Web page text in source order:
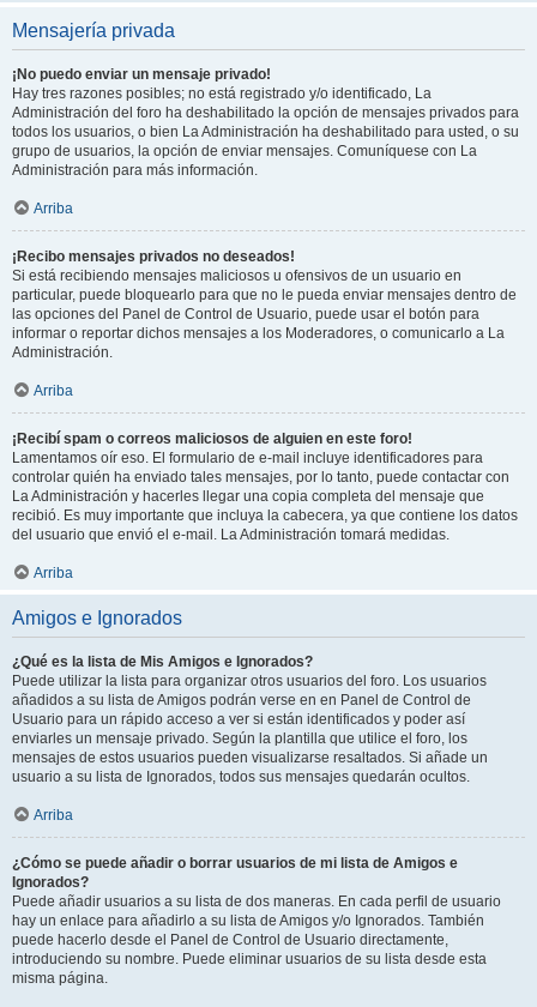
Mensajería privada
¡No puedo enviar un mensaje privado!
Hay tres razones posibles; no está registrado y/o identificado, La
Administración del foro ha deshabilitado la opción de mensajes privados para
todos los usuarios, o bien La Administración ha deshabilitado para usted, o su
grupo de usuarios, la opción de enviar mensajes. Comuníquese con La
Administración para más información.
Arriba
¡Recibo mensajes privados no deseados!
Si está recibiendo mensajes maliciosos u ofensivos de un usuario en
particular, puede bloquearlo para que no le pueda enviar mensajes dentro de
las opciones del Panel de Control de Usuario, puede usar el botón para
informar o reportar dichos mensajes a los Moderadores, o comunicarlo a La
Administración.
Arriba
¡Recibí spam o correos maliciosos de alguien en este foro!
Lamentamos oír eso. El formulario de e-mail incluye identificadores para
controlar quién ha enviado tales mensajes, por lo tanto, puede contactar con
La Administración y hacerles llegar una copia completa del mensaje que
recibió. Es muy importante que incluya la cabecera, ya que contiene los datos
del usuario que envió el e-mail. La Administración tomará medidas.
Arriba
Amigos e Ignorados
¿Qué es la lista de Mis Amigos e Ignorados?
Puede utilizar la lista para organizar otros usuarios del foro. Los usuarios
añadidos a su lista de Amigos podrán verse en en Panel de Control de
Usuario para un rápido acceso a ver si están identificados y poder así
enviarles un mensaje privado. Según la plantilla que utilice el foro, los
mensajes de estos usuarios pueden visualizarse resaltados. Si añade un
usuario a su lista de Ignorados, todos sus mensajes quedarán ocultos.
Arriba
¿Cómo se puede añadir o borrar usuarios de mi lista de Amigos e
Ignorados?
Puede añadir usuarios a su lista de dos maneras. En cada perfil de usuario
hay un enlace para añadirlo a su lista de Amigos y/o Ignorados. También
puede hacerlo desde el Panel de Control de Usuario directamente,
introduciendo su nombre. Puede eliminar usuarios de su lista desde esta
misma página.